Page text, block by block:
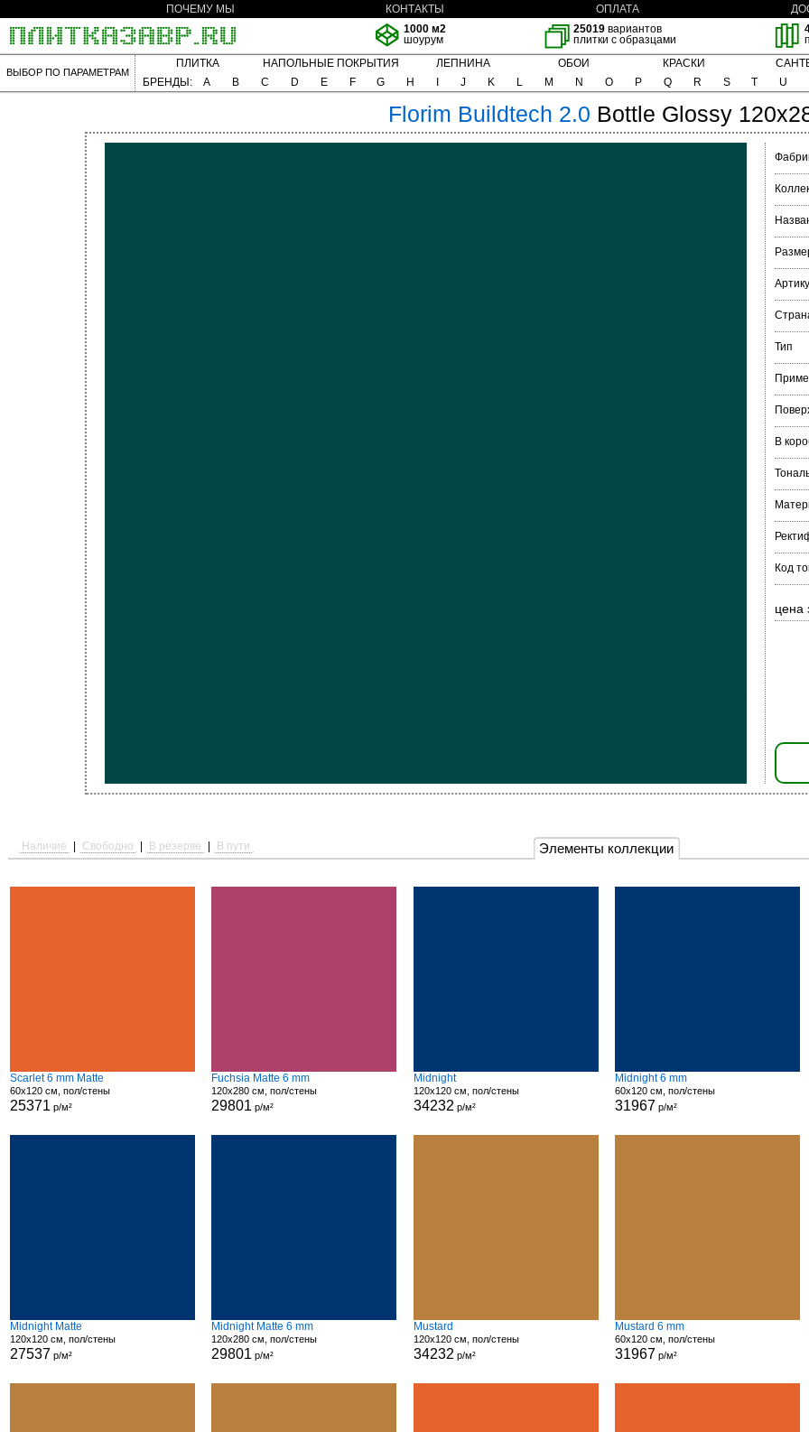
ПОЧЕМУ МЫ КОНТАКТЫ ОПЛАТА
1000 м2
шоурум
25019 вариантов
плитки с образцами
ВЫБОР ПО ПАРАМЕТРАМ
ПЛИТКА НАПОЛЬНЫЕ ПОКРЫТИЯ ЛЕПНИНА ОБОИ КРАСКИ
БРЕНДЫ:
A B C D E F G H J K L M N O P Q R S T U
Florim Buildtech 2.0 Bottle Glossy
Тип
В
Код
цена
Элементы коллекции
Наличие Свободно В резерве В пути
Scarlet 6 mm Matte
60x120 см, пол/стены
25371 р/м²
Fuchsia Matte 6 mm
120x280 см, пол/стены
29801 р/м²
Midnight
120x120 см, пол/стены
34232 р/м²
Midnight 6 mm
60x120 см, пол/стены
31967 р/м²
Midnight Matte
120x120 см, пол/стены
27537 р/м²
Midnight Matte 6 mm
120x280 см, пол/стены
29801 р/м²
Mustard
120x120 см, пол/стены
34232 р/м²
Mustard 6 mm
60x120 см, пол/стены
31967 р/м²